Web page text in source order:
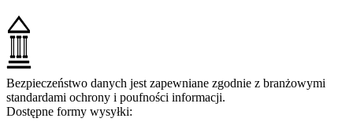
Bezpieczeństwo danych jest zapewniane zgodnie z branżowymi
standardami ochrony i poufności informacji.
Dostępne formy wysyłki: